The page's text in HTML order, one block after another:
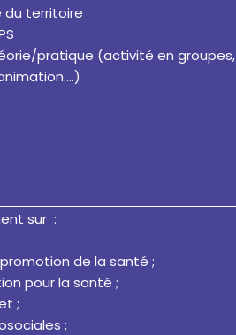
du territoire
pratique (activité en groupes,
sur :
de la santé ;
pour la santé ;
;
;